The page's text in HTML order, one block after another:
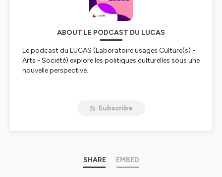
ABOUT LE PODCAST DU LUCAS
Le podcast du LUCAS (Laboratoire usages Culture(s) -
Arts - Société) explore les politiques culturelles sous une
nouvelle perspective.
pour plus d'informations.
Subscribe
SHARE EMBED